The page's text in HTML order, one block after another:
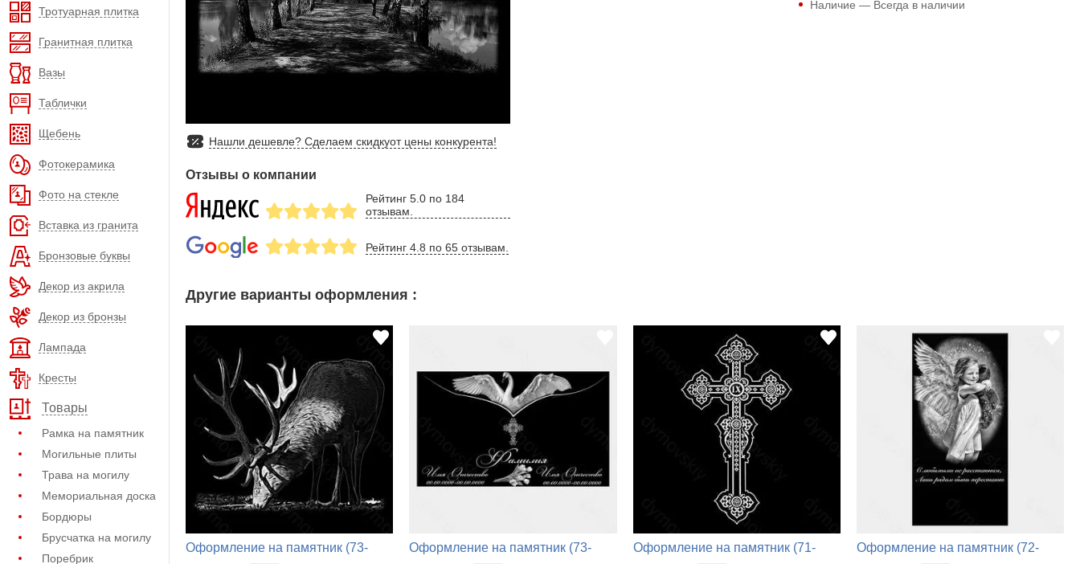
Тротуарная плитка
Гранитная плитка
Вазы
Таблички
Щебень
Фотокерамика
Фото на стекле
Вставка из гранита
Бронзовые буквы
Декор из акрила
Декор из бронзы
Лампада
Кресты
Товары
Рамка на памятник
Могильные плиты
Трава на могилу
Мемориальная доска
Бордюры
Брусчатка на могилу
Поребрик
Нашли дешевле? Сделаем скидкуот цены конкурента!
Отзывы о компании
Рейтинг 5.0 по 184
отзывам.
Рейтинг 4.8 по 65 отзывам.
Наличие — Всегда в наличии
Другие варианты оформления :
Оформление на памятник (73-
Оформление на памятник (73-
Оформление на памятник (71-
Оформление на памятник (72-